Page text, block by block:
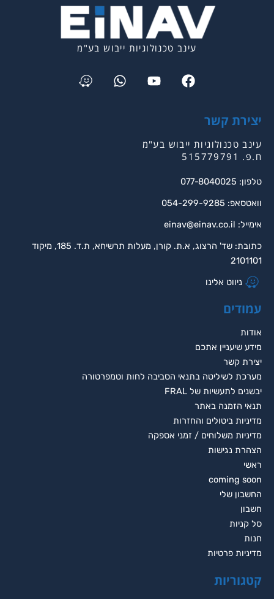
עינב טכנולוגיות ייבוש בע"מ
Facebook
Youtube
Whatsapp
Waze
יצירת קשר
עינב טכנולוגיות ייבוש בע"מ
ח.פ. 515779791
טלפון: 077-8040025
וואטסאפ: 054-299-9285
אימייל: einav@einav.co.il
כתובת: שד' הרצוג, א.ת. קורן, מעלות תרשיחא, ת.ד. 185, מיקוד
2101101
ניווט אלינו
עמודים
אודות
מידע שיעניין אתכם
יצירת קשר
מערכת לשיליטה בתנאי הסביבה לחות וטמפרטורה
יבשנים לתעשיות של FRAL
תנאי הזמנה באתר
מדיניות ביטולים והחזרות
מדיניות משלוחים / זמני אספקה
הצהרת נגישות
ראשי
coming soon
החשבון שלי
חשבון
סל קניות
חנות
מדיניות פרטיות
קטגוריות